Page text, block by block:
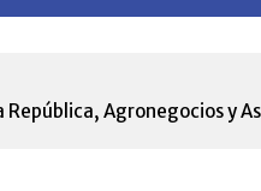
República, Agronegocios y